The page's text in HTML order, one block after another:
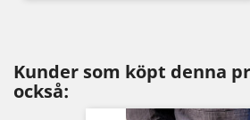
Kunder som köpt denna
också: